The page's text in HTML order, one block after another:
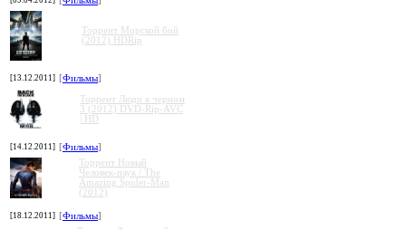
Торрент Морской бой
(2012) HDRip
[13.12.2011] [Фильмы]
Торрент Люди в черном
3 (2012) DVD-Rip-AVC
| HD
[14.12.2011] [Фильмы]
Торрент Новый
Человек-паук / The
Amazing Spider-Man
(2012)
[18.12.2011] [Фильмы]